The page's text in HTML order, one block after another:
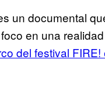
un documental
en una
del festival